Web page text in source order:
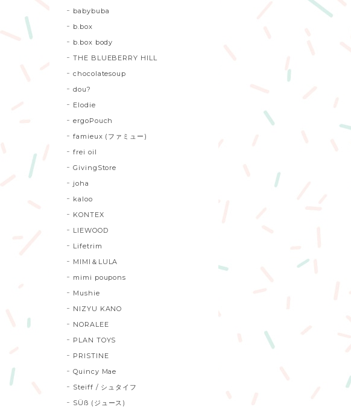
babybuba
b.box
b.box body
THE BLUEBERRY HILL
chocolatesoup
dou?
Elodie
ergoPouch
famieux (ファミュー)
frei oil
GivingStore
joha
kaloo
KONTEX
LIEWOOD
Lifetrim
MIMI＆LULA
mimi poupons
Mushie
NIZYU KANO
NORALEE
PLAN TOYS
PRISTINE
Quincy Mae
Steiff / シュタイフ
SÜß (ジュース)